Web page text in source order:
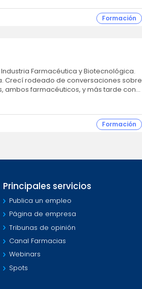
Formación
Industria Farmacéutica y Biotecnológica.
Crecí rodeado de conversaciones sobre
ambos farmacéuticos, y más tarde con
Formación
Principales servicios
Publica un empleo
Página de empresa
Tribunas de opinión
Canal Farmacias
Webinars
Spots